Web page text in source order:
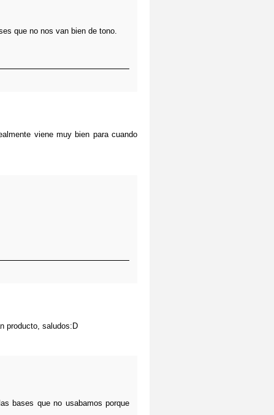
que no nos van bien de tono.
viene muy bien para cuando
producto, saludos:D
bases que no usabamos porque